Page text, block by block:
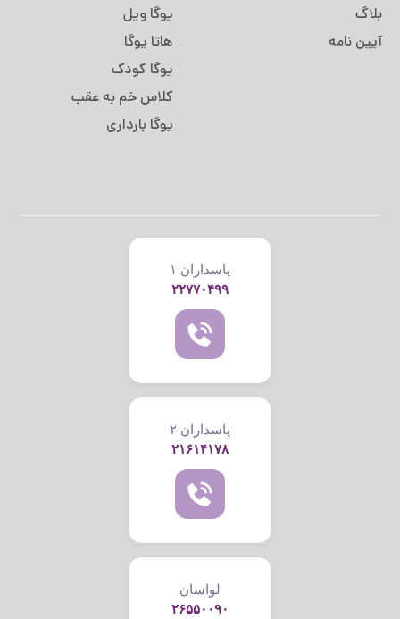
بلاگ
آیین نامه
یوگا ویل
هاتا یوگا
یوگا کودک
کلاس خم به عقب
یوگا بارداری
پاسداران ۱
۲۲۷۷۰۴۹۹
پاسداران ۲
۲۱۶۱۴۱۷۸
لواسان
۲۶۵۵۰۰۹۰